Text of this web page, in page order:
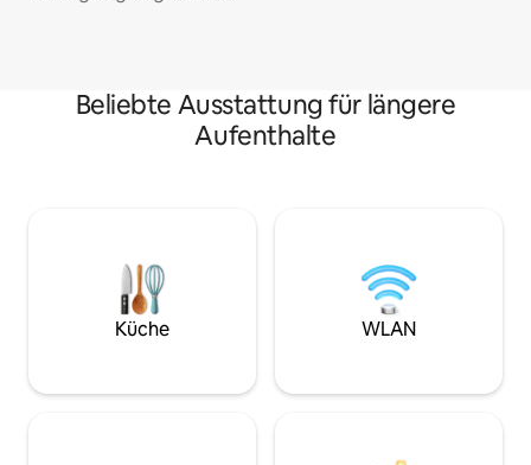
Beliebte Ausstattung für längere
Aufenthalte
Küche WLAN